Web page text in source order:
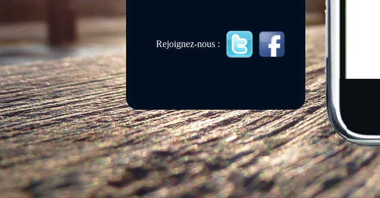
Rejoignez-nous :